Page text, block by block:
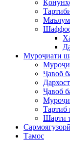
Муроҷиати
Ҷавоб
Ҷавоб
Тартиб
Шарти
Сармоягузорӣ
Тамос